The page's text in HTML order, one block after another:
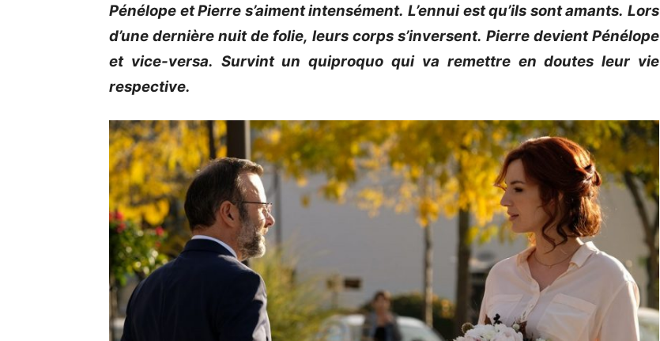
Pénélope et Pierre s’aiment intensément. L’ennui est qu’ils sont amants. Lors
d’une dernière nuit de folie, leurs corps s’inversent. Pierre devient Pénélope
et vice-versa. Survintun quiproquo qui va remettre en doutes leur vie
respective.